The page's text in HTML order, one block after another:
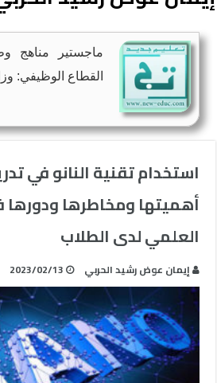
ماجستير مناهج
القطاع الوظيفي:
استخدام تقنية النانو في
أهميتها ومخاطرها ودورها
العلمي لدى الطلاب
إيمان عوض رشيد الحربي 2023/02/13